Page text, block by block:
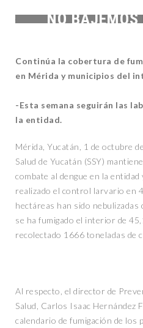
NO
Continúa la cobertura de
en Mérida y municipios del
-Esta semana seguirán las
la entidad.
Mérida, Yucatán, 1 de octubre
Salud de Yucatán (SSY)
combate al dengue en la entidad
realizado el control larvario en
hectáreas han sido nebulizadas
se ha fumigado el interior de
recolectado 1666 toneladas de
Al respecto, el director de
Salud, Carlos Isaac Hernández
calendario de fumigación de los